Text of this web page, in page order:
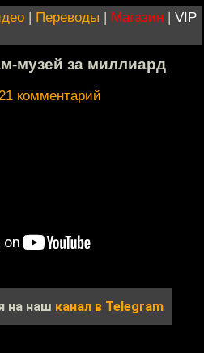
| Переводы | Магазин | VIP
музей за миллиард
комментарий
на наш канал в Telegram